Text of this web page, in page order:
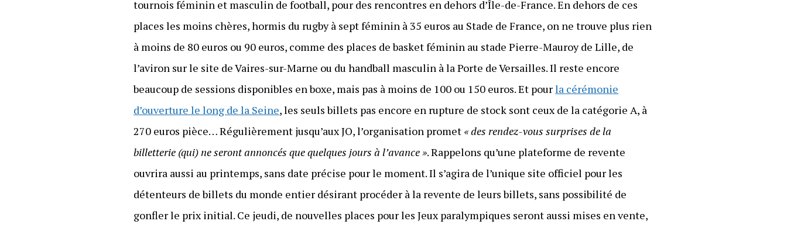
tournois féminin et masculin de football, pour des rencontres en dehors d’Île-de-France. En dehors de ces
places les moins chères, hormis du rugby à sept féminin à 35 euros au Stade de France, on ne trouve plus rien
à moins de 80 euros ou 90 euros, comme des places de basket féminin au stade Pierre-Mauroy de Lille, de
l’aviron sur le site de Vaires-sur-Marne ou du handball masculin à la Porte de Versailles. Il reste encore
beaucoup de sessions disponibles en boxe, mais pas à moins de 100 ou 150 euros. Et pourla cérémonie
d’ouverture le long de la Seine, les seuls billets pas encore en rupture de stock sont ceux de la catégorie A, à
270 euros pièce… Régulièrement jusqu’aux JO, l’organisation promet « des rendez-vous surprises de la
billetterie (qui) ne seront annoncés que quelques jours à l’avance ». Rappelons qu’une plateforme de revente
ouvrira aussi au printemps, sans date précise pour le moment. Il s’agira de l’unique site officiel pour les
détenteurs de billets du monde entier désirant procéder à la revente de leurs billets, sans possibilité de
gonfler le prix initial. Ce jeudi, de nouvelles places pour les Jeux paralympiques seront aussi mises en vente,